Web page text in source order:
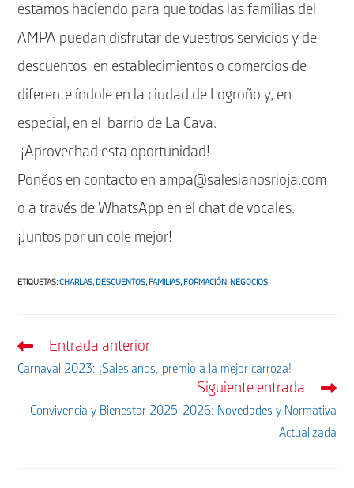
estamos haciendo para que todas las familias del
AMPA puedan disfrutar de vuestros servicios y de
descuentos en establecimientos o comercios de
diferente índole en la ciudad de Logroño y, en
especial, en el barrio de La Cava.
¡Aprovechad esta oportunidad!
Ponéos en contacto en ampa@salesianosrioja.com
o a través de WhatsApp en el chat de vocales.
¡Juntos por un cole mejor!
ETIQUETAS:CHARLAS, DESCUENTOS, FAMILIAS, FORMACIÓN, NEGOCIOS
Leer
artículos
Entrada anterior
Carnaval 2023: ¡Salesianos, premio a la mejor carroza!
Siguiente entrada
Convivencia y Bienestar 2025-2026: Novedades y Normativa
Actualizada